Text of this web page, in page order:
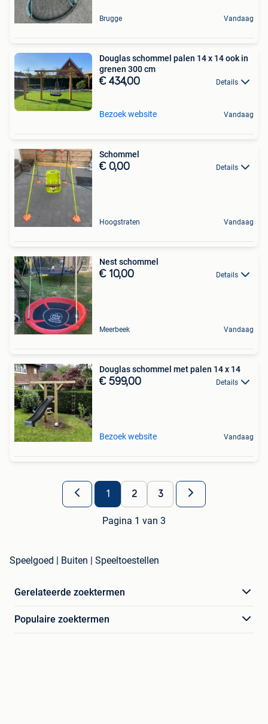
Brugge Vandaag
Douglas schommel palen 14 x 14 ook in
grenen 300 cm
€ 434,00 Details
Bezoek website Vandaag
Schommel
€ 0,00 Details
Hoogstraten Vandaag
Nest schommel
€ 10,00 Details
Meerbeek Vandaag
Douglas schommel met palen 14 x 14
€ 599,00 Details
Bezoek website Vandaag
1 2 3
Pagina 1 van 3
Speelgoed | Buiten | Speeltoestellen
Gerelateerde zoektermen
Populaire zoektermen